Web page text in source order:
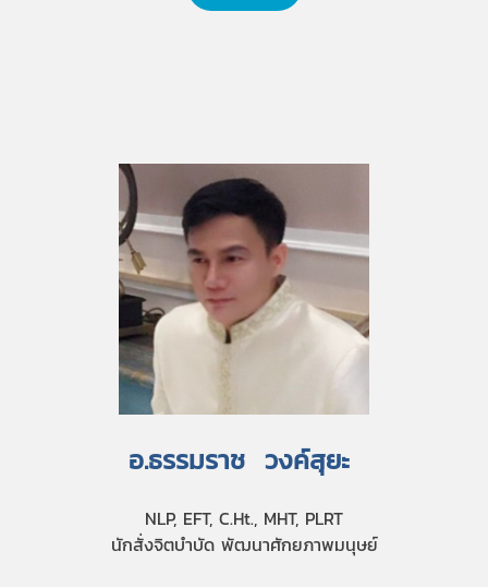
อ.ธรรมราช วงค์สุยะ
NLP, EFT, C.Ht., MHT, PLRT
นักสั่งจิตบำบัด พัฒนาศักยภาพมนุษย์